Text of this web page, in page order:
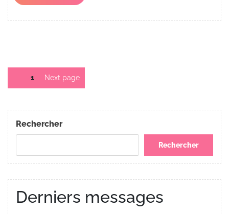
More
Pagination
publications
Page1 Next page
Rechercher
Rechercher
Derniers messages